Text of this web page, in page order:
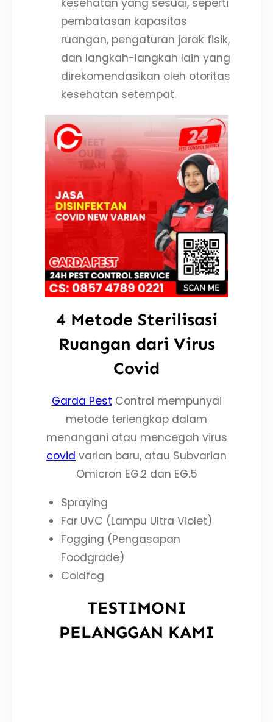
kesehatan yang sesuai, seperti
pembatasan kapasitas
ruangan, pengaturan jarak fisik,
dan langkah-langkah lain yang
direkomendasikan oleh otoritas
kesehatan setempat.
4 Metode Sterilisasi
Ruangan dari Virus
Covid
Garda Pest Control mempunyai
metode terlengkap dalam
menangani atau mencegah virus
covid varian baru, atau Subvarian
Omicron EG.2 dan EG.5
Spraying
Far UVC (Lampu Ultra Violet)
Fogging (Pengasapan
Foodgrade)
Coldfog
TESTIMONI
PELANGGAN KAMI